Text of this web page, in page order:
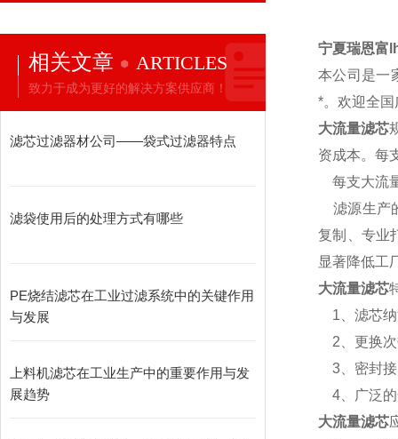
相关文章 ARTICLES
致力于成为更好的解决方案供应商！
滤芯过滤器材公司——袋式过滤器特点
滤袋使用后的处理方式有哪些
PE烧结滤芯在工业过滤系统中的关键作用
与发展
上料机滤芯在工业生产中的重要作用与发
展趋势
宁夏瑞恩富
本公司是一
*。欢迎全
大流量滤芯
资成本。每
每支大流
滤源生产
复制、专业
显著降低工
大流量滤芯
1、滤芯纳
2、更换次
3、密封接
4、广泛的
大流量滤芯